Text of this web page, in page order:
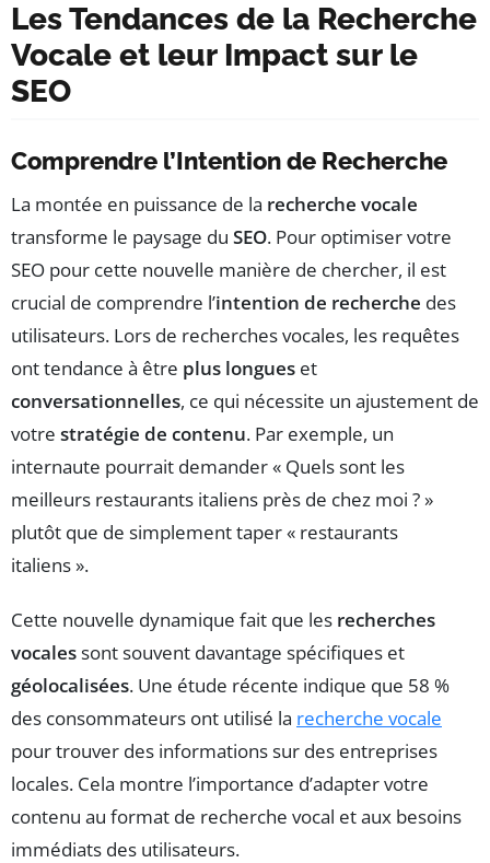
Les Tendances de la Recherche
Vocale et leur Impact sur le
SEO
Comprendre l’Intention de Recherche
La montée en puissance de la recherche vocale
transforme le paysage du SEO. Pour optimiser votre
SEO pour cette nouvelle manière de chercher, il est
crucial de comprendre l’intention de recherche des
utilisateurs. Lors de recherches vocales, les requêtes
ont tendance à être plus longues et
conversationnelles, ce qui nécessite un ajustement de
votre stratégie de contenu. Par exemple, un
internaute pourrait demander « Quels sont les
meilleurs restaurants italiens près de chez moi ? »
plutôt que de simplement taper « restaurants
italiens ».
Cette nouvelle dynamique fait que les recherches
vocalessont souvent davantage spécifiques et
géolocalisées. Une étude récente indique que 58 %
des consommateurs ont utilisé la recherche vocale
pour trouver des informations sur des entreprises
locales. Cela montre l’importance d’adapter votre
contenu au format de recherche vocal et aux besoins
immédiats des utilisateurs.